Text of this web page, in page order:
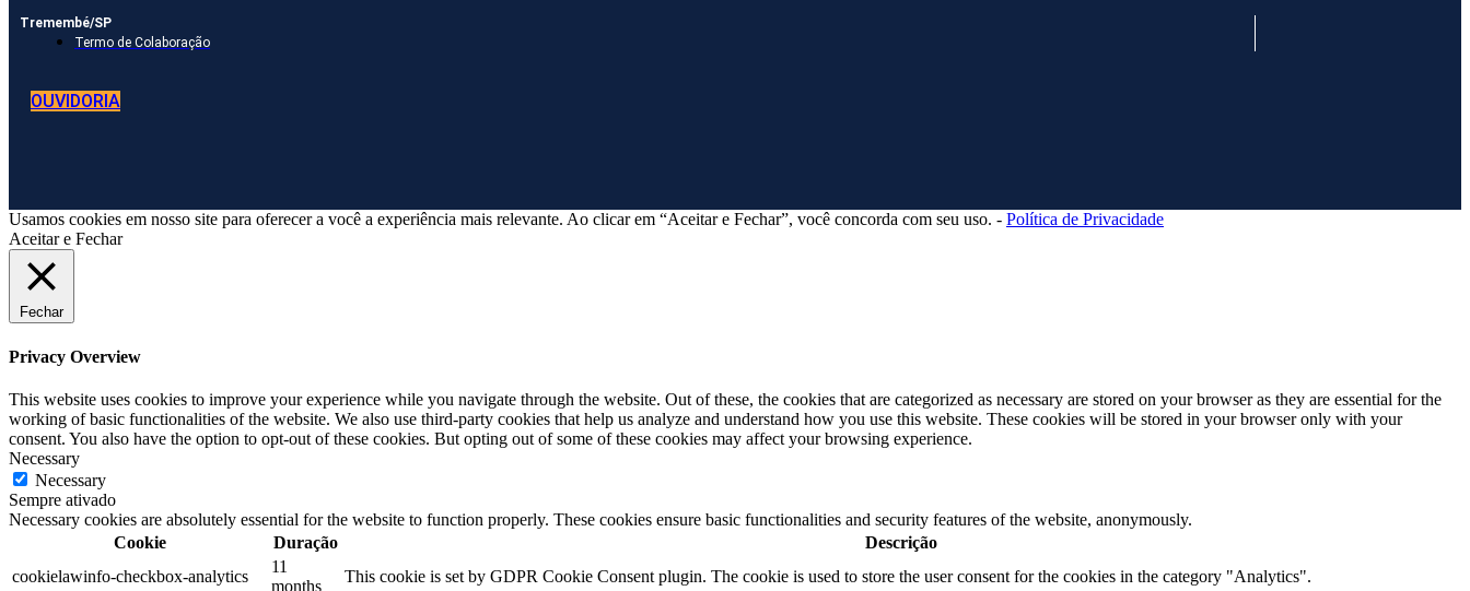
Tremembé/SP
Termo de Colaboração
OUVIDORIA
Usamos cookies em nosso site para oferecer a você a experiência mais relevante. Ao clicar em “Aceitar e Fechar”, você concorda com seu uso. - Política de Privacidade
Aceitar e Fechar
Fechar
Privacy Overview
This website uses cookies to improve your experience while you navigate through the website. Out of these, the cookies that are categorized as necessary are stored on your browser as they are essential for the
working of basic functionalities of the website. We also use third-party cookies that help us analyze and understand how you use this website. These cookies will be stored in your browser only with your
consent. You also have the option to opt-out of these cookies. But opting out of some of these cookies may affect your browsing experience.
Necessary
Necessary
Sempre ativado
Necessary cookies are absolutely essential for the website to function properly. These cookies ensure basic functionalities and security features of the website, anonymously.
Cookie
Duração
Descrição
cookielawinfo-checkbox-analytics
11
months
This cookie is set by GDPR Cookie Consent plugin. The cookie is used to store the user consent for the cookies in the category "Analytics".